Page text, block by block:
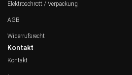
Elektroschrott / Verpackung
AGB
Widerrufsrecht
Kontakt
Kontakt